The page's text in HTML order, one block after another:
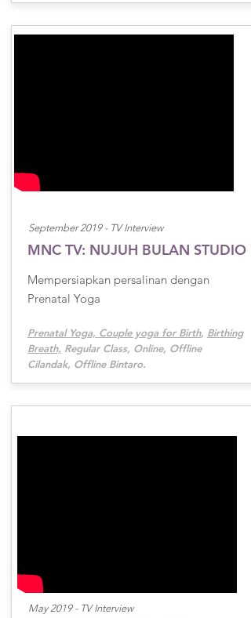
September 2019 - TV Interview
MNC TV: NUJUH BULAN STUDIO
Mempersiapkan persalinan dengan
Prenatal Yoga
Prenatal Yoga, Couple yoga for Birth, Birthing
Breath, Regular Class, Online, Offline
Cilandak, Offline Bintaro.
May 2019 - TV Interview